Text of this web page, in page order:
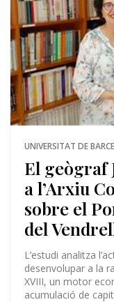
UNIVERSITAT DE
El geògraf
a l’Arxiu
sobre el
del
L’estudi analitza
desenvolupar a la
XVIII, un motor
acumulació de